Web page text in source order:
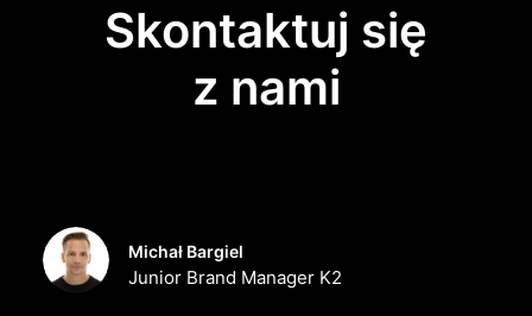
Skontaktuj się
z nami
Michał Bargiel
Junior Brand Manager K2